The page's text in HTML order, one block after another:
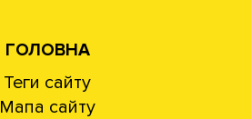
ГОЛОВНА
Теги сайту
Мапа сайту